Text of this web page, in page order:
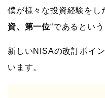
僕が様々な投資経験をし
資、第一位“であるという
新しいNISAの改訂ポイ
います。